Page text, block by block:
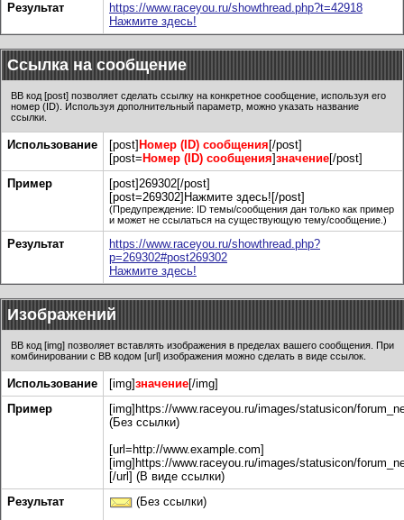
Результат
https://www.raceyou.ru/showthread.php?t=42918
Нажмите здесь!
Ссылка на сообщение
BB код [post] позволяет сделать ссылку на конкретное сообщение, используя его
номер (ID). Используя дополнительный параметр, можно указать название
ссылки.
Использование [post] Номер (ID) сообщения [/post]
[post= Номер (ID) сообщения]значение[/post]
Пример
[post]269302[/post]
[post=269302]Нажмите здесь![/post]
(Предупреждение: ID темы/сообщения дан только как пример
и может не ссылаться на существующую тему/сообщение.)
Результат
https://www.raceyou.ru/showthread.php?
p=269302#post269302
Нажмите здесь!
Изображений
BB код [img] позволяет вставлять изображения в пределах вашего сообщения. При
комбинировании с BB кодом [url] изображения можно сделать в виде ссылок.
Использование [img]значение[/img]
Пример
[img]https://www.raceyou.ru/images/statusicon/
(Без ссылки)
[url=http://www.example.com]
[img]https://www.raceyou.ru/images/statusicon/
[/url] (В виде ссылки)
Результат
(Без ссылки)